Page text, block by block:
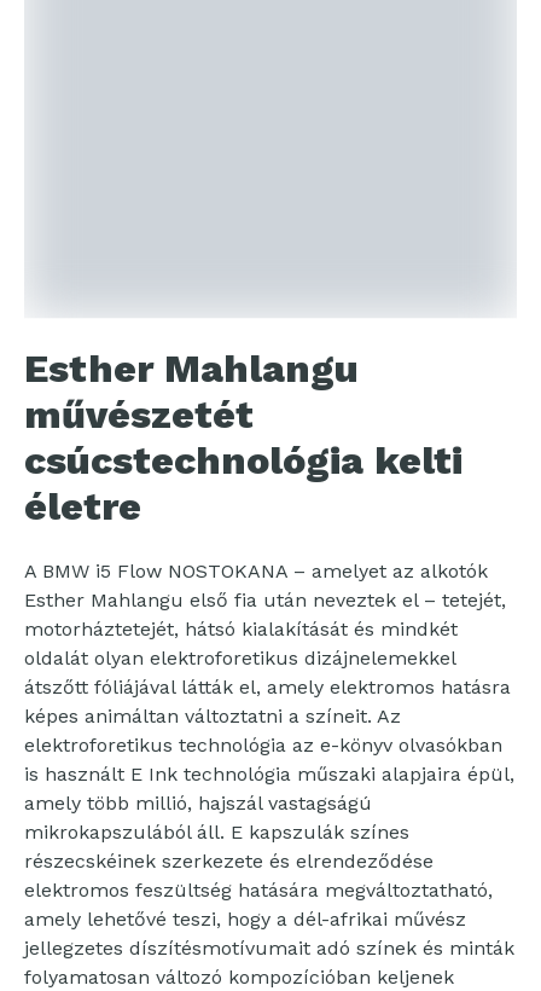
Esther Mahlangu
művészetét
csúcstechnológia kelti
életre
A BMW i5 Flow NOSTOKANA – amelyet az alkotók
Esther Mahlangu első fia után neveztek el – tetejét,
motorháztetejét, hátsó kialakítását és mindkét
oldalát olyan elektroforetikus dizájnelemekkel
átszőtt fóliájával látták el, amely elektromos hatásra
képes animáltan változtatni a színeit. Az
elektroforetikus technológia az e-könyv olvasókban
is használt E Ink technológia műszaki alapjaira épül,
amely több millió, hajszál vastagságú
mikrokapszulából áll. E kapszulák színes
részecskéinek szerkezete és elrendeződése
elektromos feszültség hatására megváltoztatható,
amely lehetővé teszi, hogy a dél-afrikai művész
jellegzetes díszítésmotívumait adó színek és minták
folyamatosan változó kompozícióban keljenek